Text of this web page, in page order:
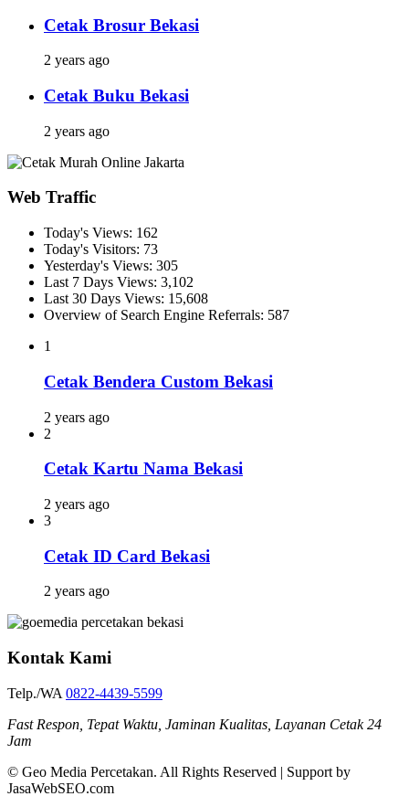
Cetak Brosur Bekasi
2 years ago
Cetak Buku Bekasi
2 years ago
Web Traffic
Today's Views: 162
Today's Visitors: 73
Yesterday's Views: 305
Last 7 Days Views: 3,102
Last 30 Days Views: 15,608
Overview of Search Engine Referrals: 587
1
Cetak Bendera Custom Bekasi
2 years ago
2
Cetak Kartu Nama Bekasi
2 years ago
3
Cetak ID Card Bekasi
2 years ago
Kontak Kami
Telp./WA 0822-4439-5599
Fast Respon, Tepat Waktu, Jaminan Kualitas, Layanan Cetak 24
Jam
© Geo Media Percetakan. All Rights Reserved | Support by
JasaWebSEO.com